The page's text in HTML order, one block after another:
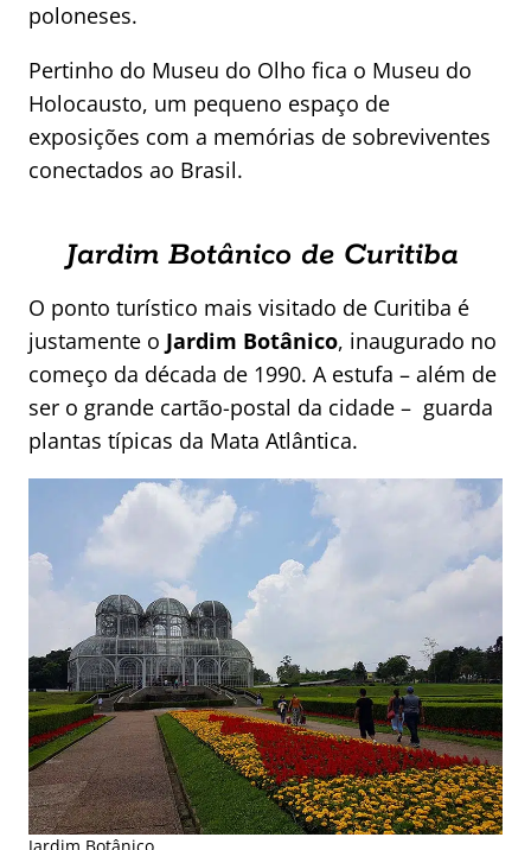
poloneses.
Pertinho do Museu do Olho fica o Museu do
Holocausto, um pequeno espaço de
exposições com a memórias de sobreviventes
conectados ao Brasil.
Jardim Botânico de Curitiba
O ponto turístico mais visitado de Curitiba é
justamente o Jardim Botânico, inaugurado no
começo da década de 1990. A estufa – além de
ser o grande cartão-postal da cidade – guarda
plantas típicas da Mata Atlântica.